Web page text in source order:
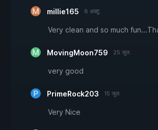
millie165 8 अक्टू.
Very clean and so much
MovingMoon759 25 जुल.
very good
PrimeRock203 15 जुल.
Very Nice